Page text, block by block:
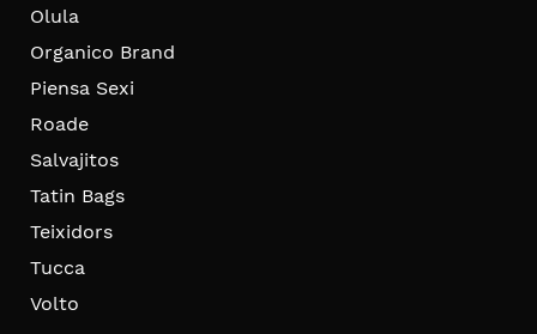
Olula
Organico Brand
Piensa Sexi
Roade
Salvajitos
Tatin Bags
Teixidors
Tucca
Volto